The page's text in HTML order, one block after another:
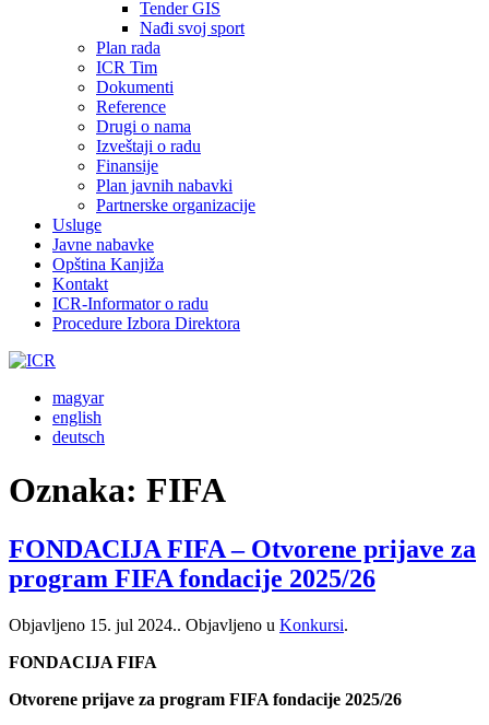
Tender GIS
Nađi svoj sport
Plan rada
ICR Tim
Dokumenti
Reference
Drugi o nama
Izveštaji o radu
Finansije
Plan javnih nabavki
Partnerske organizacije
Usluge
Javne nabavke
Opština Kanjiža
Kontakt
ICR-Informator o radu
Procedure Izbora Direktora
magyar
english
deutsch
Oznaka: FIFA
FONDACIJA FIFA – Otvorene prijave za
program FIFA fondacije 2025/26
Objavljeno 15. jul 2024.. Objavljeno u Konkursi.
FONDACIJA FIFA
Otvorene prijave za program FIFA fondacije 2025/26